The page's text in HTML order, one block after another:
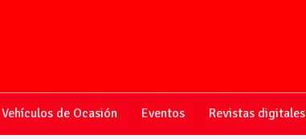
Vehículos de Ocasión Eventos Revistas digitales